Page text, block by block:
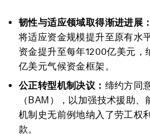
韧性与适应领域取得渐进进展：
将适应资金规模提升至原有水
资金提升至每年1200亿美元
亿美元气候资金框架。
公正转型机制决议： 缔约方同
（BAM），以加强技术援助
机制史无前例地纳入了劳工权
款。